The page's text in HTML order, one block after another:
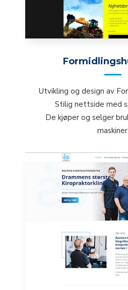
Utvikling og design av
Stilig nettside med
De kjøper og selger
maskiner.